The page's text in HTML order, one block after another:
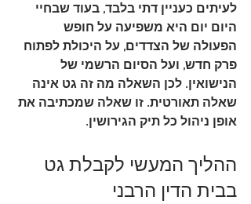
לעיתים כעניין דתי בלבד, בעוד שבחיי
היום יום היא משפיעה על חופש
הפעולה של הצדדים, על היכולת לפתוח
פרק חדש, ועל הסיום הרשמי של
הנישואין. לכן השאלה מה זה גט אינה
שאלה תאורטית. זו שאלה שמכתיבה את
אופן ניהול כל תיק הגירושין.
ההליך המעשי לקבלת גט
בבית הדין הרבני